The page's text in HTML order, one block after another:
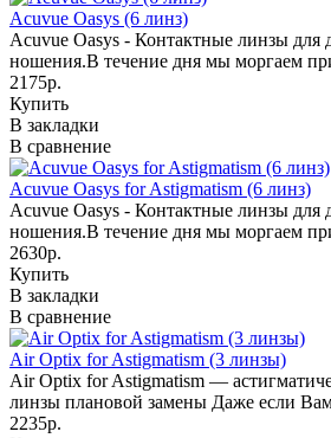
Acuvue Oasys (6 линз)
Acuvue Oasys - Контактные линзы для
ношения.В течение дня мы моргаем
2175р.
Купить
В закладки
В сравнение
Acuvue Oasys for Astigmatism (6 линз)
Acuvue Oasys - Контактные линзы для
ношения.В течение дня мы моргаем
2630р.
Купить
В закладки
В сравнение
Air Optix for Astigmatism (3 линзы)
Air Optix for Astigmatism —
линзы плановой замены Даже если
2235р.